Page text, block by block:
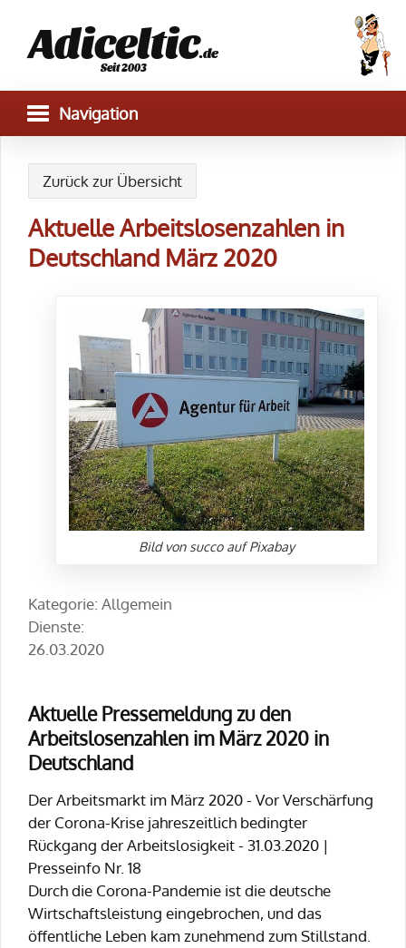
Adiceltic.de
Seit 2003
Zurück zur Übersicht
Aktuelle Arbeitslosenzahlen in
Deutschland März 2020
Bild von succo auf Pixabay
Kategorie: Allgemein
Dienste:
26.03.2020
Aktuelle Pressemeldung zu den
Arbeitslosenzahlen im März 2020 in
Deutschland
Der Arbeitsmarkt im März 2020 - Vor Verschärfung
der Corona-Krise jahreszeitlich bedingter
Rückgang der Arbeitslosigkeit - 31.03.2020 |
Presseinfo Nr. 18
Durch die Corona-Pandemie ist die deutsche
Wirtschaftsleistung eingebrochen, und das
öffentliche Leben kam zunehmend zum Stillstand.